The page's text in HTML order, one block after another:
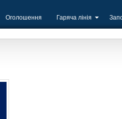
Оголошення Гаряча лінія